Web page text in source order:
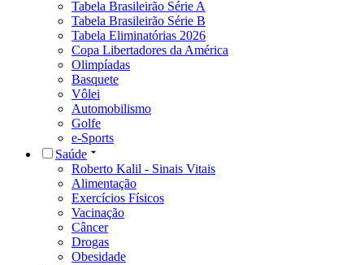
Tabela Brasileirão Série A
Tabela Brasileirão Série B
Tabela Eliminatórias 2026
Copa Libertadores da América
Olimpíadas
Basquete
Vôlei
Automobilismo
Golfe
e-Sports
Saúde
Roberto Kalil - Sinais Vitais
Alimentação
Exercícios Físicos
Vacinação
Câncer
Drogas
Obesidade